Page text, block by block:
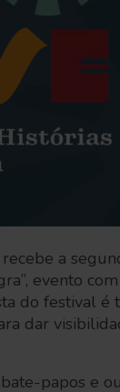
a
evento
do festival é
dar
papos e